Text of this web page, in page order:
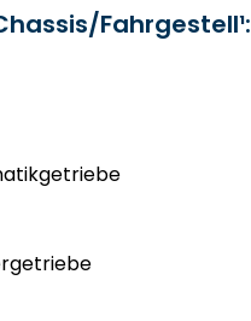
Fahrgestell¹: